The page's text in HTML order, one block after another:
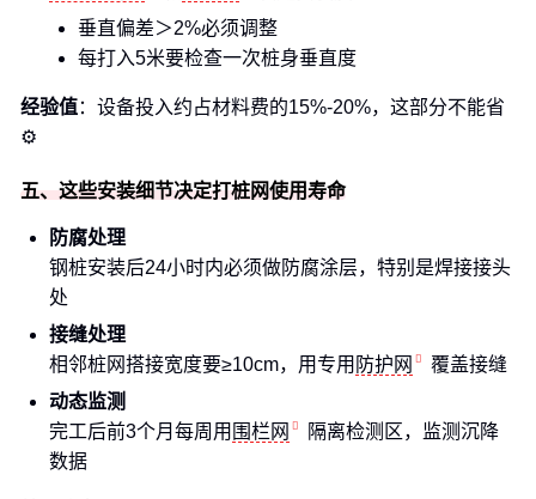
垂直偏差＞2%必须调整
每打入5米要检查一次桩身垂直度
经验值：设备投入约占材料费的15%-20%，这部分不能省
⚙️
五、这些安装细节决定打桩网使用寿命
防腐处理
钢桩安装后24小时内必须做防腐涂层，特别是焊接接头
处
接缝处理
相邻桩网搭接宽度要≥10cm，用专用 防护网
覆盖接缝
动态监测
完工后前3个月每周用 围栏网
隔离检测区，监测沉降
数据